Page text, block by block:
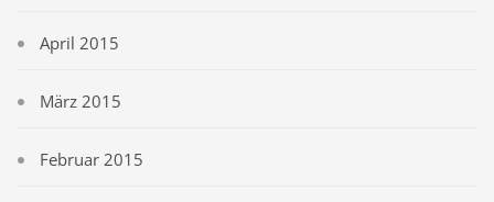
April 2015
März 2015
Februar 2015